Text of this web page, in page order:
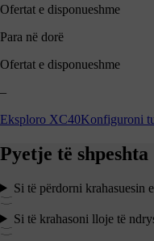
Ofertat e disponueshme
Para në dorë
Ofertat e disponueshme
–
Eksploro XC40Konfiguroni
Pyetje të shpeshta
Si të përdorni krahasuesin
Si të krahasoni lloje të